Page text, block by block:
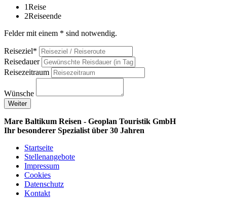
1Reise
2Reiseende
Felder mit einem * sind notwendig.
Reiseziel*
Reisedauer
Reisezeitraum
Wünsche
Weiter
Mare Baltikum Reisen - Geoplan Touristik GmbH
Ihr besonderer Spezialist über 30 Jahren
Startseite
Stellenangebote
Impressum
Cookies
Datenschutz
Kontakt